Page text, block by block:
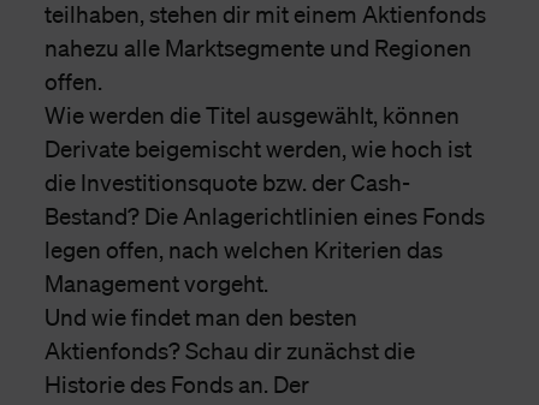
teilhaben, stehen dir mit einem Aktienfonds
nahezu alle Marktsegmente und Regionen
offen.
Wie werden die Titel ausgewählt, können
Derivate beigemischt werden, wie hoch ist
die Investitionsquote bzw. der Cash-
Bestand? Die Anlagerichtlinien eines Fonds
legen offen, nach welchen Kriterien das
Management vorgeht.
Und wie findet man den besten
Aktienfonds? Schau dir zunächst die
Historie des Fonds an. Der